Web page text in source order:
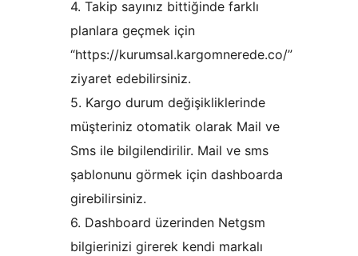
4. Takip sayınız bittiğinde farklı
planlara geçmek için
“https://kurumsal.kargomnerede.co/”
ziyaret edebilirsiniz.
5. Kargo durum değişikliklerinde
müşteriniz otomatik olarak Mail ve
Sms ile bilgilendirilir. Mail ve sms
şablonunu görmek için dashboarda
girebilirsiniz.
6. Dashboard üzerinden Netgsm
bilgierinizi girerek kendi markalı